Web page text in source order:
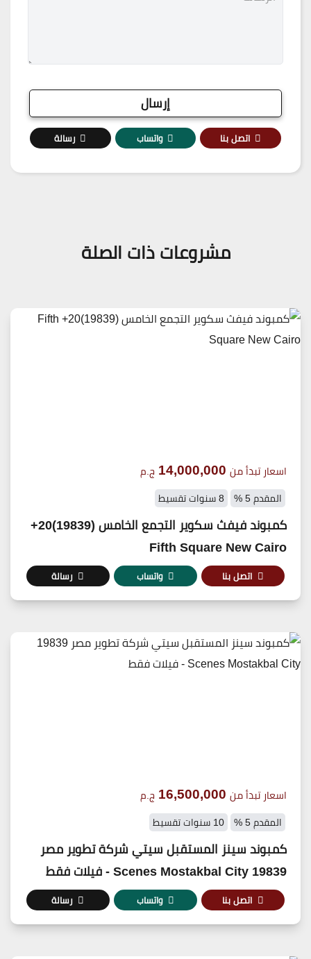
اتصل بنا واتساب رسالة
مشروعات ذات الصلة
اسعار تبدأ من 14,000,000 ج.م
المقدم 5 % 8 سنوات تقسيط
كمبوند فيفث سكوير التجمع الخامس (19839)20+
Fifth Square New Cairo
اتصل بنا واتساب رسالة
اسعار تبدأ من 16,500,000 ج.م
المقدم 5 % 10 سنوات تقسيط
كمبوند سينز المستقبل سيتي شركة تطوير مصر
19839 Scenes Mostakbal City - فيلات فقط
اتصل بنا واتساب رسالة